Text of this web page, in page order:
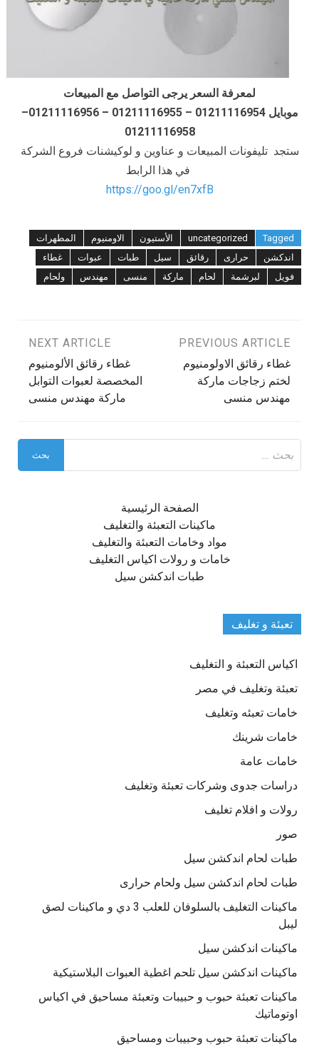
لمعرفة السعر يرجى التواصل مع المبيعات
موبايل 01211116954 – 01211116955 – 01211116956–
01211116958
ستجد تليفونات المبيعات و عناوين و لوكيشنات فروع الشركة
في هذا الرابط
https://goo.gl/en7xfB
Tagged
uncategorized الأستيون الاومنيوم
المطهرات
اندكشن
حرارى رقائق سيل طبات عبوات
غطاء
فويل
لبرشمة لحام ماركة منسى مهندس ولحام
تصفّح
المقالات
PREVIOUS ARTICLE
غطاء رقائق الاولومنيوم
لختم زجاجات ماركة
مهندس منسى
NEXT ARTICLE
غطاء رقائق الألومنيوم
المخصصة لعبوات التوابل
ماركة مهندس منسى
عن:
الصفحة الرئيسية
ماكينات التعبئة والتغليف
مواد وخامات التعبئة والتغليف
خامات و رولات اكياس التغليف
طبات اندكشن سيل
تعبئة و تغليف
اكياس التعبئة و التغليف
تعبئة وتغليف في مصر
خامات تعبئه وتغليف
خامات شرينك
خامات عامة
دراسات جدوى وشركات تعبئة وتغليف
رولات و افلام تغليف
صور
طبات لحام اندكشن سيل
طبات لحام اندكشن سيل ولحام حرارى
ماكينات التغليف بالسلوفان للعلب 3 دي و ماكينات لصق
ليبل
ماكينات اندكشن سيل
ماكينات اندكشن سيل تلحم اغطية العبوات البلاستيكية
ماكينات تعبئة حبوب و حبيبات وتعبئة مساحيق في اكياس
اوتوماتيك
ماكينات تعبئة حبوب وحبيبات ومساحيق